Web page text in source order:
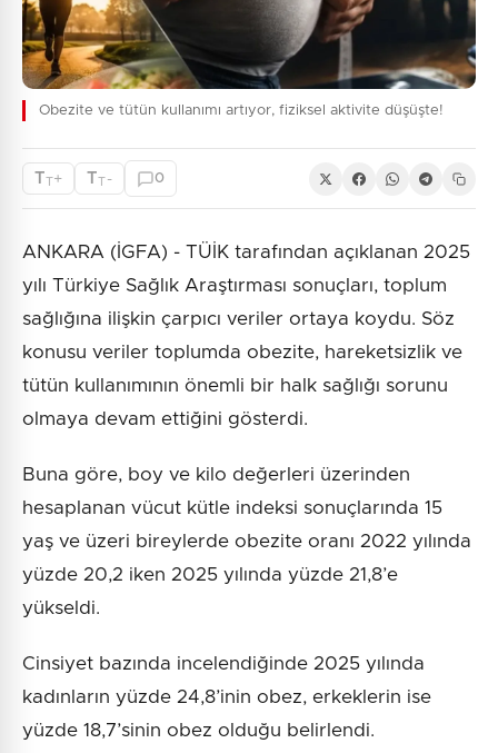
Obezite ve tütün kullanımı artıyor, fiziksel aktivite düşüşte!
TT+ TT - 0
ANKARA (İGFA) - TÜİK tarafından açıklanan 2025
yılı Türkiye Sağlık Araştırması sonuçları, toplum
sağlığına ilişkin çarpıcı veriler ortaya koydu. Söz
konusu veriler toplumda obezite, hareketsizlik ve
tütün kullanımının önemli bir halk sağlığı sorunu
olmaya devam ettiğini gösterdi.
Buna göre, boy ve kilo değerleri üzerinden
hesaplanan vücut kütle indeksi sonuçlarında 15
yaş ve üzeri bireylerde obezite oranı 2022 yılında
yüzde 20,2 iken 2025 yılında yüzde 21,8’e
yükseldi.
Cinsiyet bazında incelendiğinde 2025 yılında
kadınların yüzde 24,8’inin obez, erkeklerin ise
yüzde 18,7’sinin obez olduğu belirlendi.